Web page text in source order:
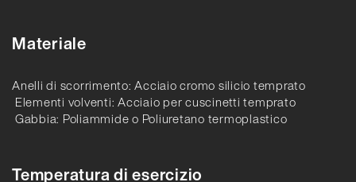
Materiale
Anelli di scorrimento: Acciaio cromo silicio temprato
Elementi volventi: Acciaio per cuscinetti temprato
Gabbia: Poliammide o Poliuretano termoplastico
Temperatura di esercizio